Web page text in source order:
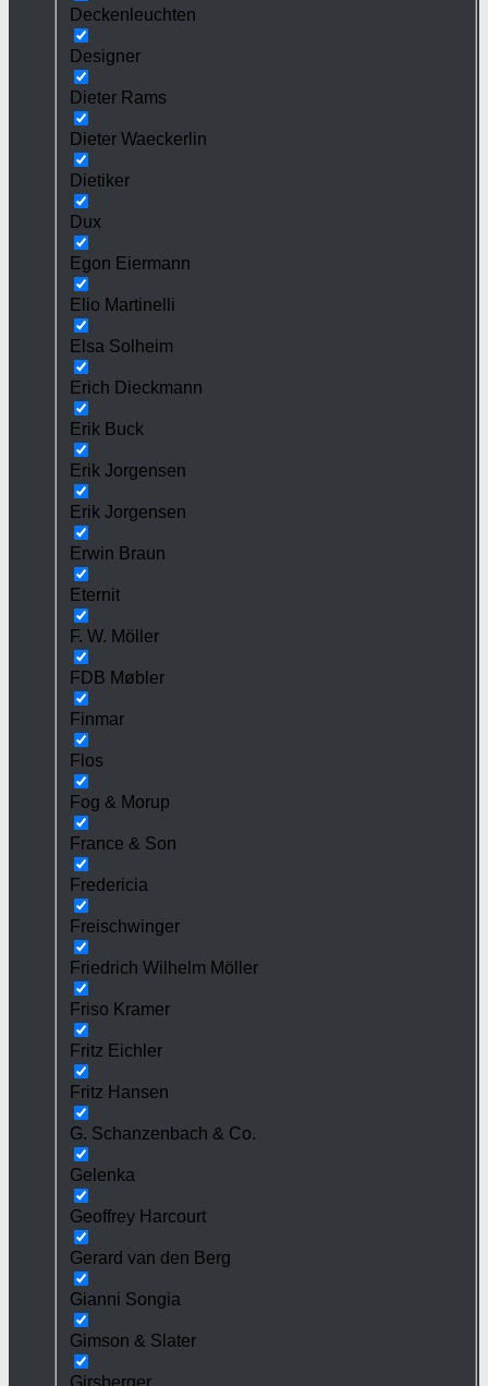
Deckenleuchten
Designer
Dieter Rams
Dieter Waeckerlin
Dietiker
Dux
Egon Eiermann
Elio Martinelli
Elsa Solheim
Erich Dieckmann
Erik Buck
Erik Jorgensen
Erik Jorgensen
Erwin Braun
Eternit
F. W. Möller
FDB Møbler
Finmar
Flos
Fog & Morup
France & Son
Fredericia
Freischwinger
Friedrich Wilhelm Möller
Friso Kramer
Fritz Eichler
Fritz Hansen
G. Schanzenbach & Co.
Gelenka
Geoffrey Harcourt
Gerard van den Berg
Gianni Songia
Gimson & Slater
Girsberger